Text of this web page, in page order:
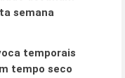
semana
temporais
tempo seco